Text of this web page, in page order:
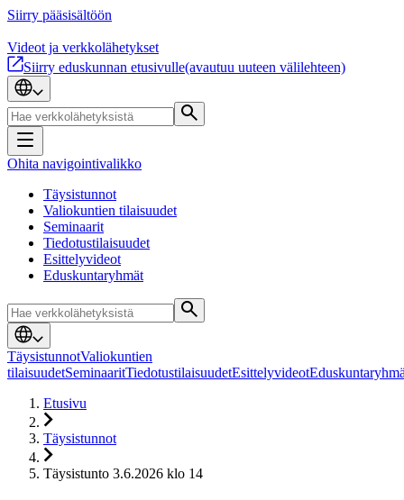
Siirry pääsisältöön
Videot ja verkkolähetykset
Siirry eduskunnan etusivulle(avautuu uuteen välilehteen)
Ohita navigointivalikko
Täysistunnot
Valiokuntien tilaisuudet
Seminaarit
Tiedotustilaisuudet
Esittelyvideot
Eduskuntaryhmät
TäysistunnotValiokuntien
tilaisuudetSeminaaritTiedotustilaisuudetEsittelyvideot
Etusivu
Täysistunnot
Täysistunto 3.6.2026 klo 14